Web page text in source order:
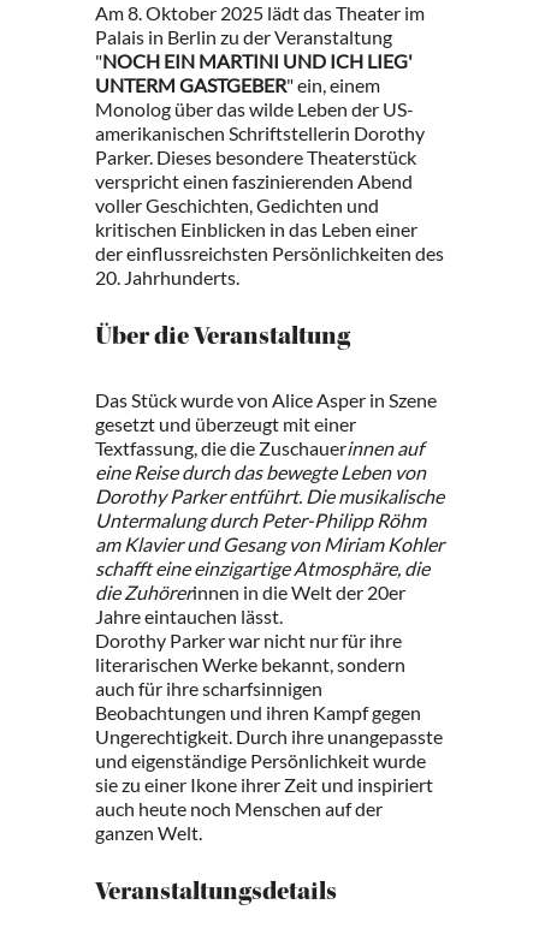
Am 8. Oktober 2025 lädt das Theater im
Palais in Berlin zu der Veranstaltung
"NOCH EIN MARTINI UND ICH LIEG'
UNTERM GASTGEBER" ein, einem
Monolog über das wilde Leben der US-
amerikanischen Schriftstellerin Dorothy
Parker. Dieses besondere Theaterstück
verspricht einen faszinierenden Abend
voller Geschichten, Gedichten und
kritischen Einblicken in das Leben einer
der einflussreichsten Persönlichkeiten des
20. Jahrhunderts.
Über die Veranstaltung
Das Stück wurde von Alice Asper in Szene
gesetzt und überzeugt mit einer
Textfassung, die die Zuschauerinnen auf
eine Reise durch das bewegte Leben von
Dorothy Parker entführt. Die musikalische
Untermalung durch Peter-Philipp Röhm
am Klavier und Gesang von Miriam Kohler
schafft eine einzigartige Atmosphäre, die
die Zuhörerinnen in die Welt der 20er
Jahre eintauchen lässt.
Dorothy Parker war nicht nur für ihre
literarischen Werke bekannt, sondern
auch für ihre scharfsinnigen
Beobachtungen und ihren Kampf gegen
Ungerechtigkeit. Durch ihre unangepasste
und eigenständige Persönlichkeit wurde
sie zu einer Ikone ihrer Zeit und inspiriert
auch heute noch Menschen auf der
ganzen Welt.
Veranstaltungsdetails